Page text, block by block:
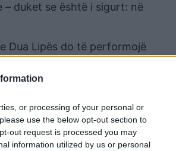
or processing of your personal or
use the below opt-out section to
out request is processed you may
information utilized by us or personal
– duket se është i sigurt: në
Dua Lipës do të performojë